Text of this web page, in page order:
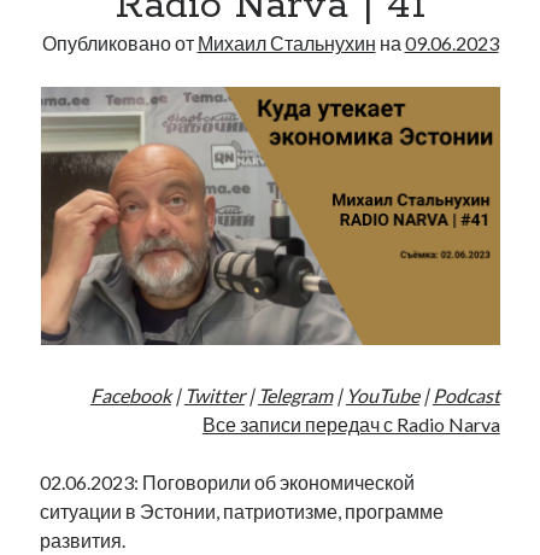
42
Опубликовано от Михаил Стальнухин на 09.06.2023
Facebook| Twitter| Telegram| YouTube| Podcast
Все записи передач с Radio Narva
02.06.2023: Поговорили об экономической
ситуации в Эстонии, патриотизме, программе
развития.